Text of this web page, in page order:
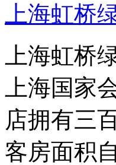
上海虹桥
上海虹桥
上海国家
店拥有三
客房面积